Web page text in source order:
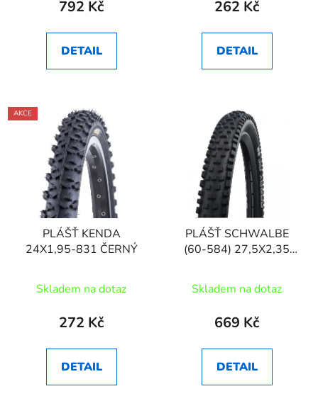
792 Kč
DETAIL
262 Kč
DETAIL
AKCE
PLÁŠŤ KENDA
24X1,95-831 ČERNÝ
Skladem na dotaz
272 Kč
DETAIL
PLÁŠŤ SCHWALBE
(60-584) 27,5X2,35
Skladem na dotaz
669 Kč
DETAIL